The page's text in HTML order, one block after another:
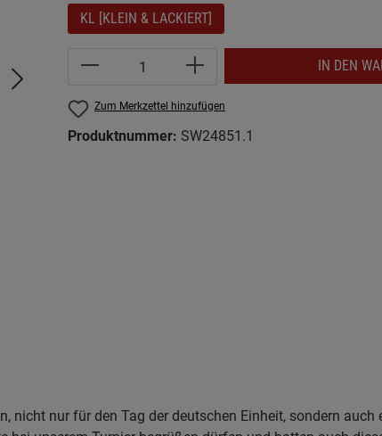
KL [KLEIN & LACKIERT]
Produkt Anzahl: Gib den IN DEN
Zum Merkzettel hinzufügen
Produktnummer: SW24851.1
nicht nur für den Tag der deutschen Einheit, sondern auch